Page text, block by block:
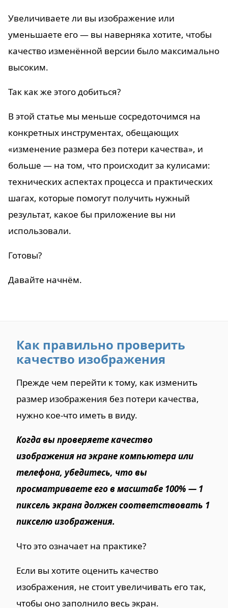
Увеличиваете ли вы изображение или
уменьшаете его — вы наверняка хотите, чтобы
качество изменённой версии было максимально
высоким.
Так как же этого добиться?
В этой статье мы меньше сосредоточимся на
конкретных инструментах, обещающих
«изменение размера без потери качества», и
больше — на том, что происходит за кулисами:
технических аспектах процесса и практических
шагах, которые помогут получить нужный
результат, какое бы приложение вы ни
использовали.
Готовы?
Давайте начнём.
Как правильно проверить
качество изображения
Прежде чем перейти к тому, как изменить
размер изображения без потери качества,
нужно кое-что иметь в виду.
Когда вы проверяете качество
изображения на экране компьютера или
телефона, убедитесь, что вы
просматриваете его в масштабе 100% — 1
пиксель экрана должен соответствовать 1
пикселю изображения.
Что это означает на практике?
Если вы хотите оценить качество
изображения, не стоит увеличивать его так,
чтобы оно заполнило весь экран.